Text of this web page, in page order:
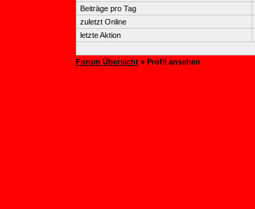
Beiträge pro Tag
zuletzt Online
letzte Aktion
Forum Übersicht » Profil ansehen